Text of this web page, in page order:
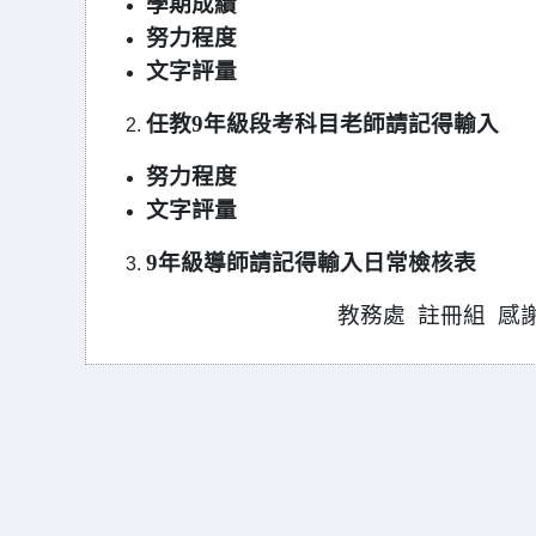
努力程度
文字評量
任教9年級段考科目老師請記得輸入
努力程度
文字評量
9年級導師請記得輸入日常檢核表
教務處 註冊組 感